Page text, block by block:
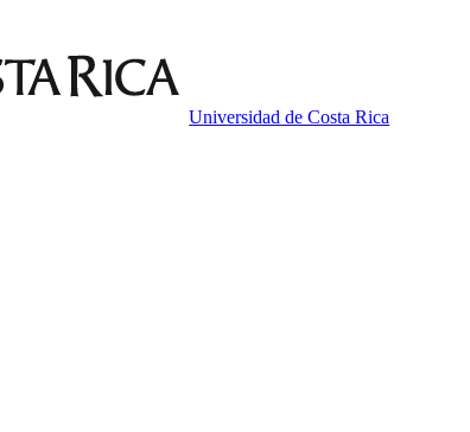
Universidad de Costa Rica